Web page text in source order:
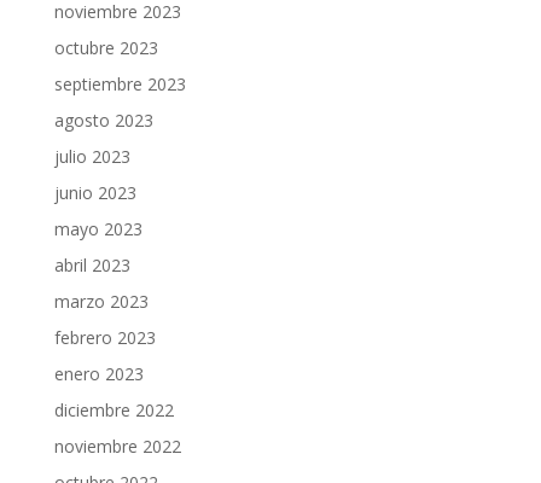
noviembre 2023
octubre 2023
septiembre 2023
agosto 2023
julio 2023
junio 2023
mayo 2023
abril 2023
marzo 2023
febrero 2023
enero 2023
diciembre 2022
noviembre 2022